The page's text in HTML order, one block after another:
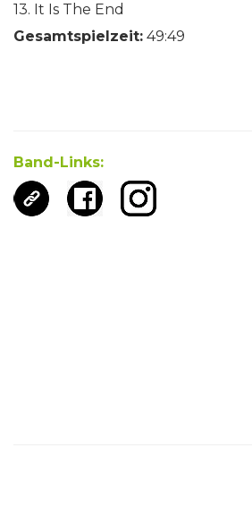
13. It Is The End
Gesamtspielzeit: 49:49
Band-Links: